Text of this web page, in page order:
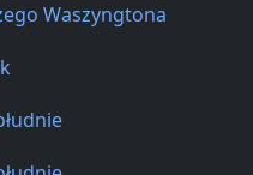
Waszyngtona